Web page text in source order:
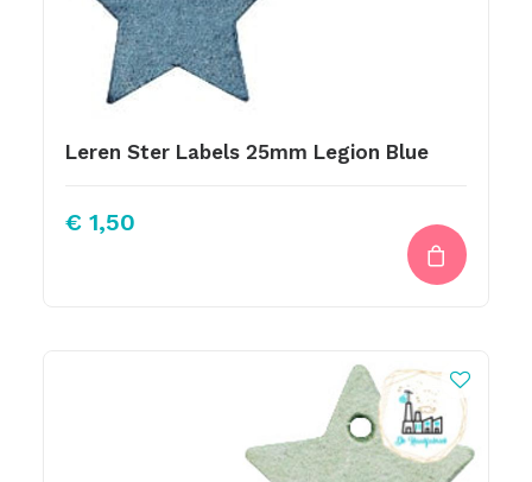
Leren Ster Labels 25mm Legion Blue
€ 1,50